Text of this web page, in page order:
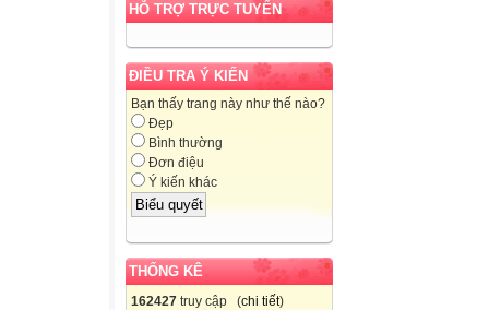
HỖ TRỢ TRỰC TUYẾN
ĐIỀU TRA Ý KIẾN
Bạn thấy trang này như thế nào?
Đẹp
Bình thường
Đơn điệu
Ý kiến khác
THỐNG KÊ
162427 truy cập (chi tiết)